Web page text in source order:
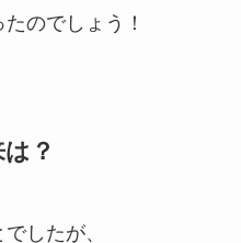
のでしょう！
？
したが、